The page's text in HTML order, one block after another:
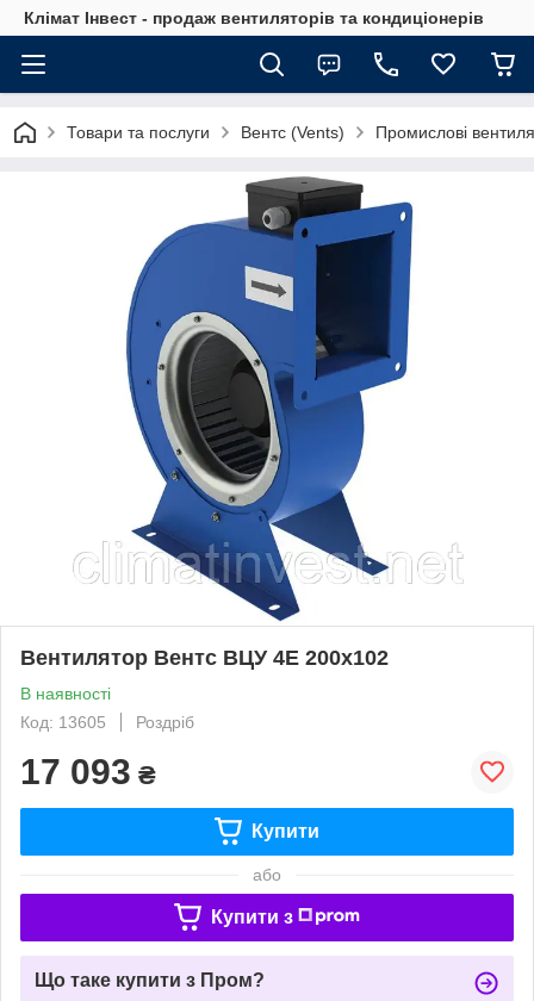
Клімат Інвест - продаж вентиляторів та кондиціонерів
Товари та послуги Вентс (Vents) Промислові
Вентилятор Вентс ВЦУ 4Е 200х102
В наявності
Код: 13605
Роздріб
17 093 ₴
Купити
або
Купити з
Що таке купити з Пром?